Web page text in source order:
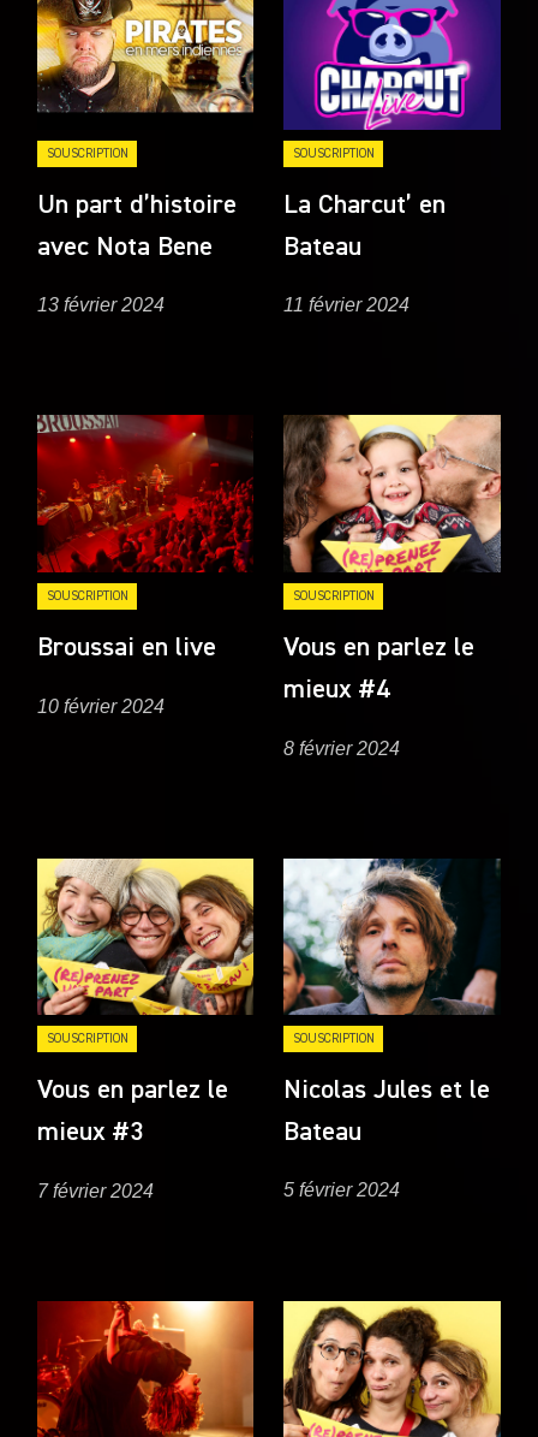
SOUSCRIPTION
Un part d’histoire
avec Nota Bene
13 février 2024
SOUSCRIPTION
La Charcut’ en
Bateau
11 février 2024
SOUSCRIPTION
Broussai en live
10 février 2024
SOUSCRIPTION
Vous en parlez le
mieux #4
8 février 2024
SOUSCRIPTION
Vous en parlez le
mieux #3
7 février 2024
SOUSCRIPTION
Nicolas Jules et le
Bateau
5 février 2024